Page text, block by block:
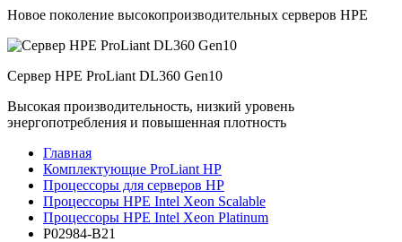
Новое поколение высокопроизводительных серверов HPE
Сервер HPE ProLiant DL360 Gen10
Высокая производительность, низкий уровень
энергопотребления и повышенная плотность
Главная
Комплектующие ProLiant HP
Процессоры для серверов HP
Процессоры HPE Intel Xeon Scalable
Процессоры HPE Intel Xeon Platinum
P02984-B21